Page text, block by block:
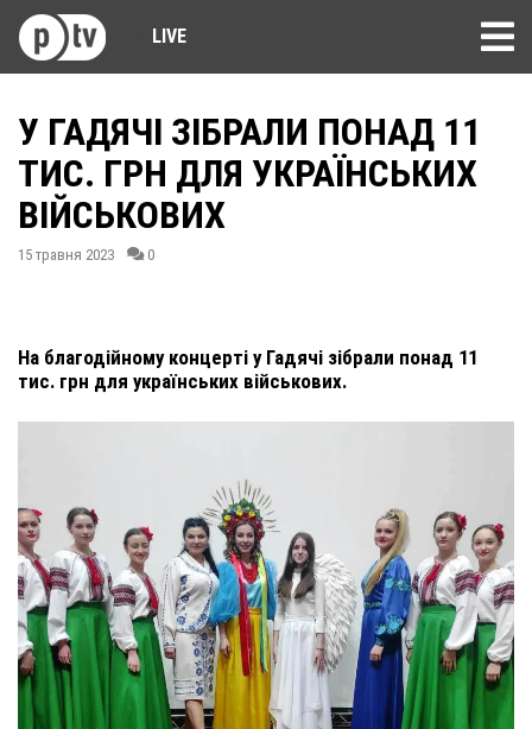
LIVE
У ГАДЯЧІ ЗІБРАЛИ ПОНАД 11
ТИС. ГРН ДЛЯ УКРАЇНСЬКИХ
ВІЙСЬКОВИХ
15 травня 2023 0
На благодійному концерті у Гадячі зібрали понад 11
тис. грн для українських військових.